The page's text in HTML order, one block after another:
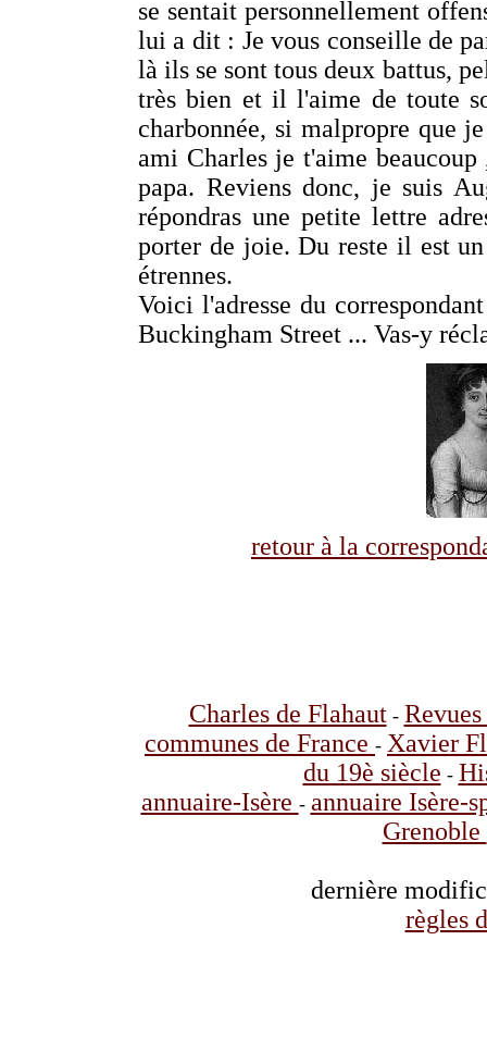
se sentait personnellement
lui a dit : Je vous conseille de
là ils se sont tous deux battus,
très bien et il l'aime de toute
charbonnée, si malpropre que
ami Charles je t'aime
papa. Reviens donc, je suis
répondras une petite lettre
porter de joie. Du reste il est
étrennes.
Voici l'adresse du
Buckingham Street ... Vas-y
retour à la
Charles de Flahaut-
communes de France - Xavier
du 19è siècle -
annuaire-Isère - annuaire Isère-
Grenoble
dernière
règles